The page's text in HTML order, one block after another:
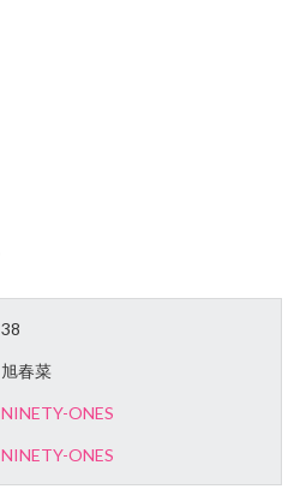
38
旭春菜
NINETY-ONES
NINETY-ONES